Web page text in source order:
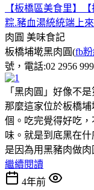
【板橋區美食里】
粽.豬血湯統統端上來
肉圓 美味食記
板橋埔墘黑肉圓(fb粉
號，電話:02 2956
「黑肉圓」好像不
那麼這家位於板橋
個。吃完覺得好吃
味。就是到底黑在
是因為用黑豬肉做肉
繼續閱讀
4年前